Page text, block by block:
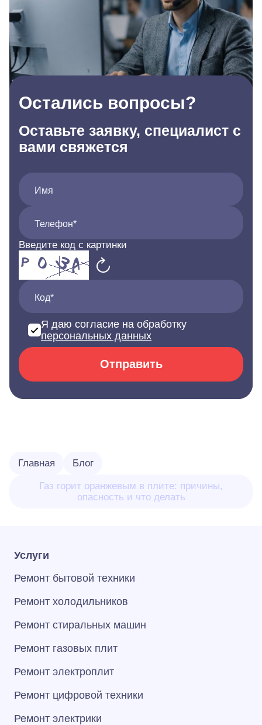
Остались вопросы?
Оставьте заявку, специалист с
вами свяжется
Имя
Телефон*
Введите код с картинки
Код*
Я даю согласие на обработку
персональных данных
Отправить
Главная Блог
Газ горит оранжевым в плите: причины,
опасность и что делать
Услуги
Ремонт бытовой техники
Ремонт холодильников
Ремонт стиральных машин
Ремонт газовых плит
Ремонт электроплит
Ремонт цифровой техники
Ремонт электрики